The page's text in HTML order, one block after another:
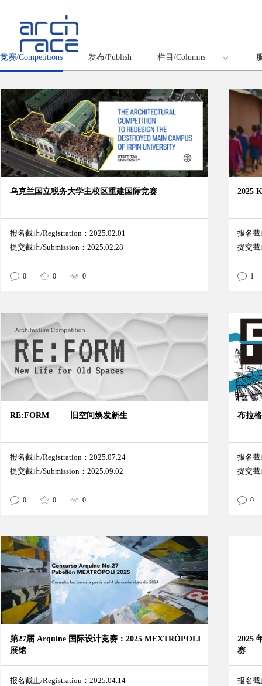
竞赛/Competitions 发布/Publish 栏目/Columns
乌克兰国立税务大学主校区重建国际竞赛
报名截止/Registration：2025.02.01
提交截止/Submission：2025.02.28
0 0 0
2025
报名截
提交截
1
RE:FORM —— 旧空间焕发新生
报名截止/Registration：2025.07.24
提交截止/Submission：2025.09.02
0 0 0
布拉
报名截
提交截
0
第27届 Arquine 国际设计竞赛：2025 MEXTRÓPOLI
展馆
报名截止/Registration：2025.04.14
2025
赛
报名截